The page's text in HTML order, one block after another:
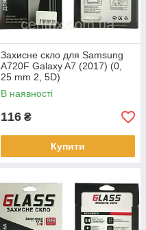
Захисне скло для Samsung
A720F Galaxy A7 (2017) (0,
25 mm 2, 5D)
В наявності
116 ₴
Купити